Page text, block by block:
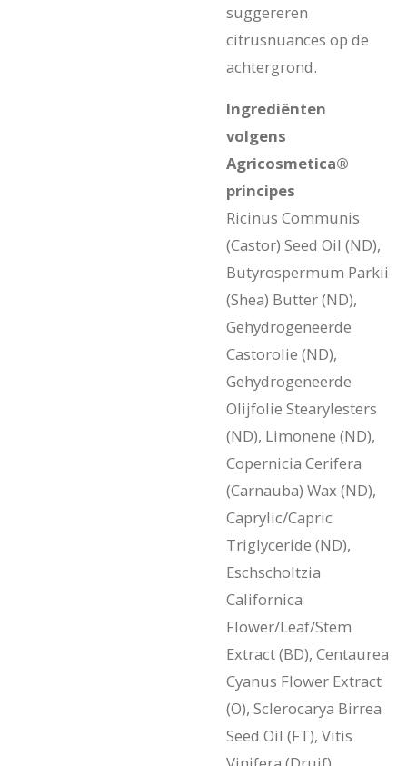
suggereren
citrusnuances op de
achtergrond.
Ingrediënten
volgens
Agricosmetica®
principes
Ricinus Communis
(Castor) Seed Oil (ND),
Butyrospermum Parkii
(Shea) Butter (ND),
Gehydrogeneerde
Castorolie (ND),
Gehydrogeneerde
Olijfolie Stearylesters
(ND), Limonene (ND),
Copernicia Cerifera
(Carnauba) Wax (ND),
Caprylic/Capric
Triglyceride (ND),
Eschscholtzia
Californica
Flower/Leaf/Stem
Extract (BD), Centaurea
Cyanus Flower Extract
(O), Sclerocarya Birrea
Seed Oil (FT), Vitis